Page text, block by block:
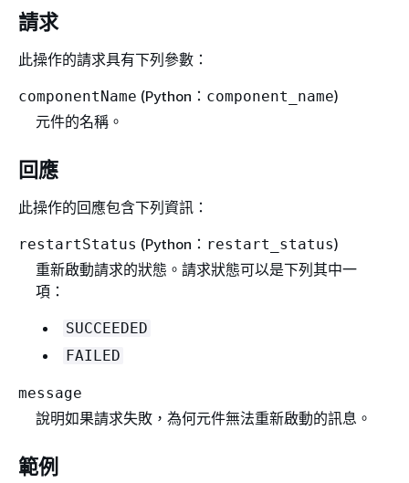
請求
此操作的請求具有下列參數：
componentName (Python： component_name)
元件的名稱。
回應
此操作的回應包含下列資訊：
restartStatus (Python： restart_status)
重新啟動請求的狀態。請求狀態可以是下列其中一
項：
SUCCEEDED
FAILED
message
說明如果請求失敗，為何元件無法重新啟動的訊息。
範例